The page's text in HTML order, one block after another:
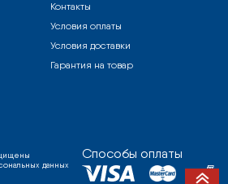
Контакты
Условия оплаты
Условия доставки
Гарантия на товар
данных
Способы оплаты